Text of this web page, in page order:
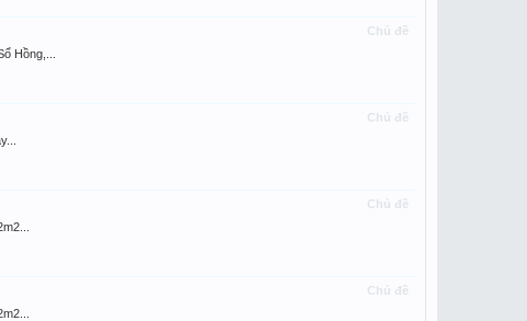
Chủ đề
Hồng,...
Chủ đề
Chủ đề
Chủ đề